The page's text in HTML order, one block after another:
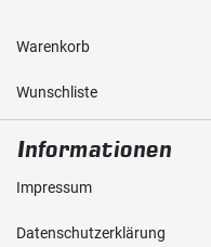
Warenkorb
Wunschliste
Informationen
Impressum
Daten­schutz­erklärung